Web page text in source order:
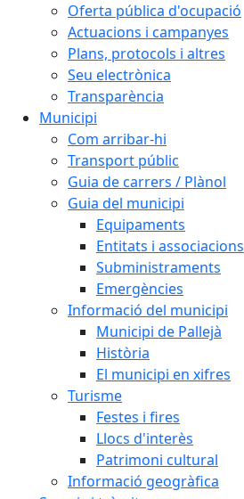
Oferta pública d'ocupació
Actuacions i campanyes
Plans, protocols i altres
Seu electrònica
Transparència
Municipi
Com arribar-hi
Transport públic
Guia de carrers / Plànol
Guia del municipi
Equipaments
Entitats i associacions
Subministraments
Emergències
Informació del municipi
Municipi de Pallejà
Història
El municipi en xifres
Turisme
Festes i fires
Llocs d'interès
Patrimoni cultural
Informació geogràfica